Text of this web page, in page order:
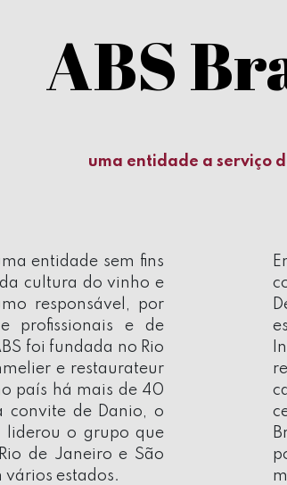
ABS
uma entidade a serviço
entidade sem fins
cultura do vinho e
responsável, por
profissionais e de
foi fundada no Rio
e restaurateur
país há mais de 40
convite de Danio, o
liderou o grupo que
de Janeiro e São
vários estados.